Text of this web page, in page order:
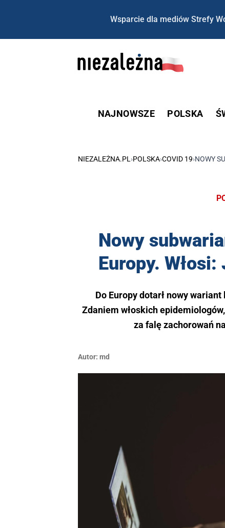
Wsparcie dla mediów Strefy
NAJNOWSZE POLSKA
NIEZALEŻNA.PL ›POLSKA›COVID 19›NOWY
Nowy
Europy.
Do Europy dotarł nowy
Zdaniem włoskich
za falę zachorowań
Autor: md